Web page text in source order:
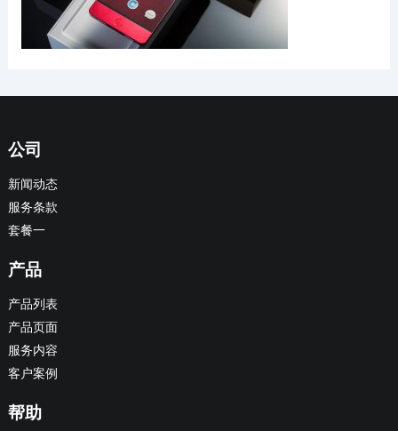
公司
新闻动态
服务条款
套餐一
产品
产品列表
产品页面
服务内容
客户案例
帮助